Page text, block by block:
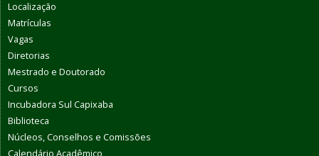
Localização
Matrículas
Vagas
Diretorias
Mestrado e Doutorado
Cursos
Incubadora Sul Capixaba
Biblioteca
Núcleos, Conselhos e Comissões
Calendário Acadêmico